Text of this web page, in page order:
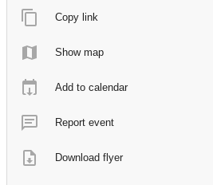
Copy link
Show map
Add to calendar
Report event
Download flyer